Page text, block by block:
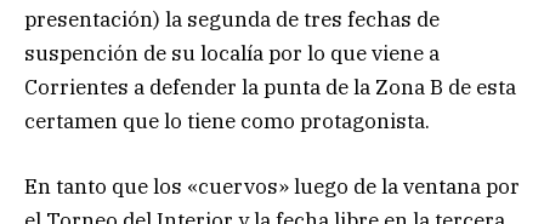
presentación) la segunda de tres fechas de
suspención de su localía por lo que viene a
Corrientes a defender la punta de la Zona B de esta
certamen que lo tiene como protagonista.
En tanto que los «cuervos» luego de la ventana por